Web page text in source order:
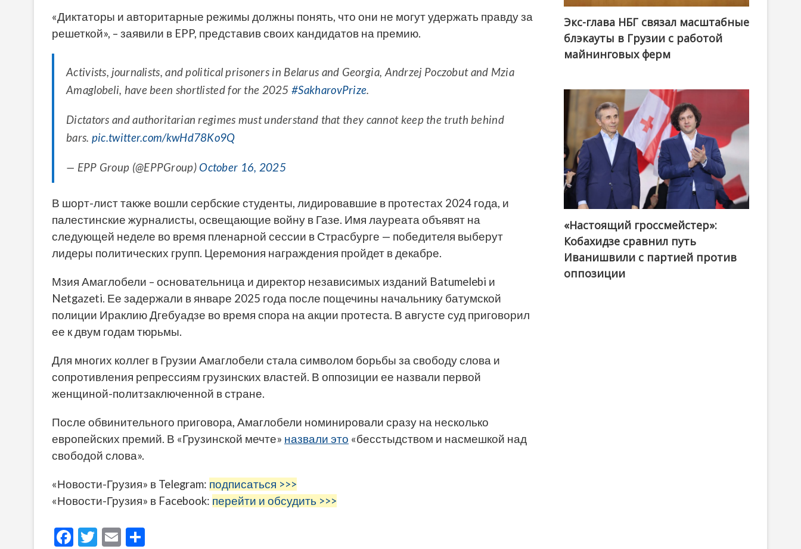
«Диктаторы и авторитарные режимы должны понять, что они не могут удержать правду за
решеткой», – заявили в EPP, представив своих кандидатов на премию.
Activists, journalists, and political prisoners in Belarus and Georgia, Andrzej Poczobut and Mzia
Amaglobeli, have been shortlisted for the 2025#SakharovPrize.
Dictators and authoritarian regimes must understand that they cannot keep the truth behind
bars. pic.twitter.com/kwHd78Ko9Q
— EPP Group (@EPPGroup) October 16, 2025
В шорт-лист также вошли сербские студенты, лидировавшие в протестах 2024 года, и
палестинские журналисты, освещающие войну в Газе. Имя лауреата объявят на
следующей неделе во время пленарной сессии в Страсбурге — победителя выберут
лидеры политических групп. Церемония награждения пройдет в декабре.
Мзия Амаглобели – основательница и директор независимых изданий Batumelebi и
Netgazeti. Ее задержали в январе 2025 года после пощечины начальнику батумской
полиции Ираклию Дгебуадзе во время спора на акции протеста. В августе суд приговорил
ее к двум годам тюрьмы.
Для многих коллег в Грузии Амаглобели стала символом борьбы за свободу слова и
сопротивления репрессиям грузинских властей. В оппозиции ее назвали первой
женщиной-политзаключенной в стране.
После обвинительного приговора, Амаглобели номинировали сразу на несколько
европейских премий. В «Грузинской мечте» назвали это «бесстыдством и насмешкой над
свободой слова».
«Новости-Грузия» в Telegram: подписаться >>>
«Новости-Грузия» в Facebook: перейти и обсудить >>>
F
T
E
Экс-глава НБГ связал масштабные
блэкауты в Грузии с работой
майнинговых ферм
@ქართული ოცნება / Georgian Dream
«Настоящий гроссмейстер»:
Кобахидзе сравнил путь
Иванишвили с партией против
оппозиции